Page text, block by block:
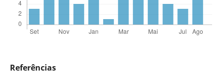
Referências